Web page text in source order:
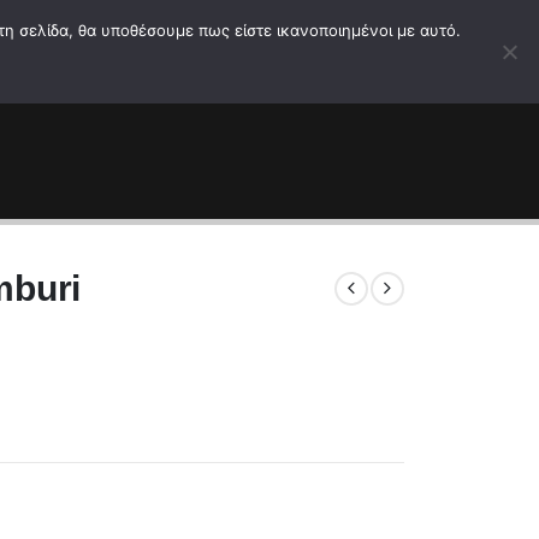
σελίδα, θα υποθέσουμε πως είστε ικανοποιημένοι με αυτό.